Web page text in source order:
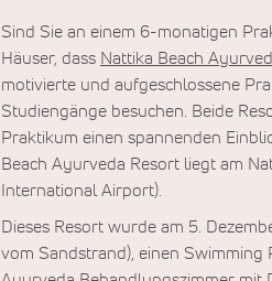
Sind Sie an einem 6-monatigen
Häuser, dass Nattika Beach
motivierte und aufgeschlossene
Studiengänge besuchen. Beide
Praktikum einen spannenden
Beach Ayurveda Resort liegt am
International Airport).
Dieses Resort wurde am 5.
vom Sandstrand), einen Swimming